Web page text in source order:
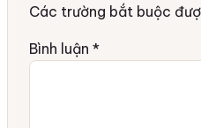
Các trường bắt buộc
Bình luận *